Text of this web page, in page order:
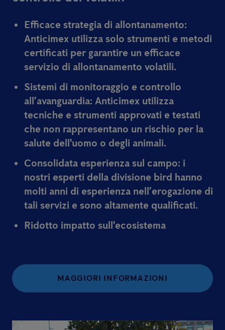
Efficace strategia di allontanamento:
Anticimex utilizza solo strumenti e metodi
certificati per garantire un efficace
servizio di allontanamento volatili.
Sistemi di monitoraggio e controllo
all’avanguardia: Anticimex utilizza
tecniche e strumenti approvati e testati
che non rappresentano un rischio per la
salute dell'uomo o degli animali.
Consolidata esperienza sul campo: i
nostri esperti della divisione bird hanno
molti anni di esperienza nell’erogazione di
tali servizi e sono altamente qualificati.
Ridotto impatto sull'ecosistema
MAGGIORI INFORMAZIONI